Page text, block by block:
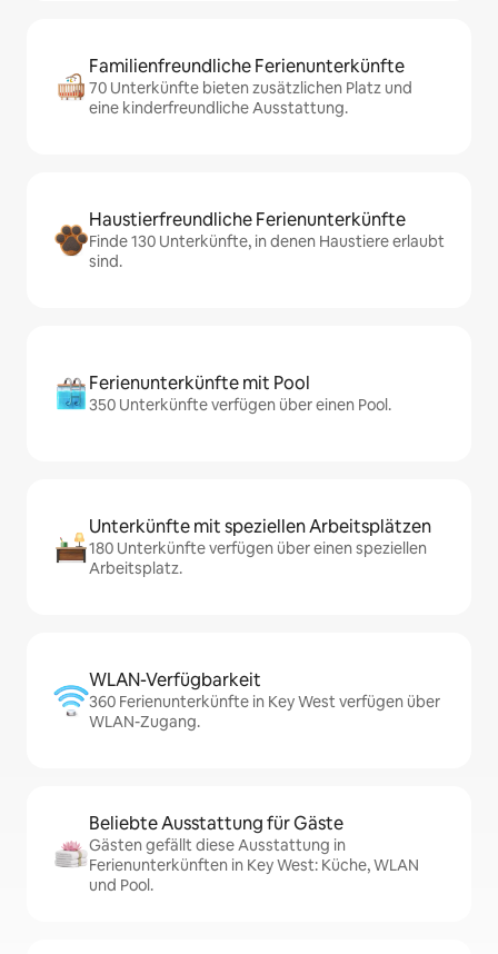
Familienfreundliche Ferienunterkünfte
70 Unterkünfte bieten zusätzlichen Platz und
eine kinderfreundliche Ausstattung.
Haustierfreundliche Ferienunterkünfte
Finde 130 Unterkünfte, in denen Haustiere erlaubt
sind.
Ferienunterkünfte mit Pool
350 Unterkünfte verfügen über einen Pool.
Unterkünfte mit speziellen Arbeitsplätzen
180 Unterkünfte verfügen über einen speziellen
Arbeitsplatz.
WLAN-Verfügbarkeit
360 Ferienunterkünfte in Key West verfügen über
WLAN-Zugang.
Beliebte Ausstattung für Gäste
Gästen gefällt diese Ausstattung in
Ferienunterkünften in Key West: Küche, WLAN
und Pool.